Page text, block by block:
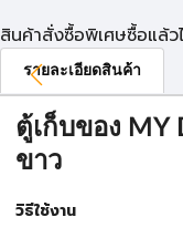
สินค้าสั่งซื้อพิเศษซื้อแล้ว
รายละเอียดสินค้า
ตู้เก็บของ MY
ขาว
วิธีใช้งาน